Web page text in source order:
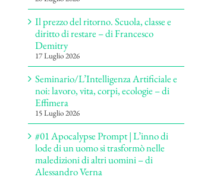
Il prezzo del ritorno. Scuola, classe e
diritto di restare – di Francesco
Demitry
17 Luglio 2026
Seminario/L’Intelligenza Artificiale e
noi: lavoro, vita, corpi, ecologie – di
Effimera
15 Luglio 2026
#01 Apocalypse Prompt | L’inno di
lode di un uomo si trasformò nelle
maledizioni di altri uomini – di
Alessandro Verna